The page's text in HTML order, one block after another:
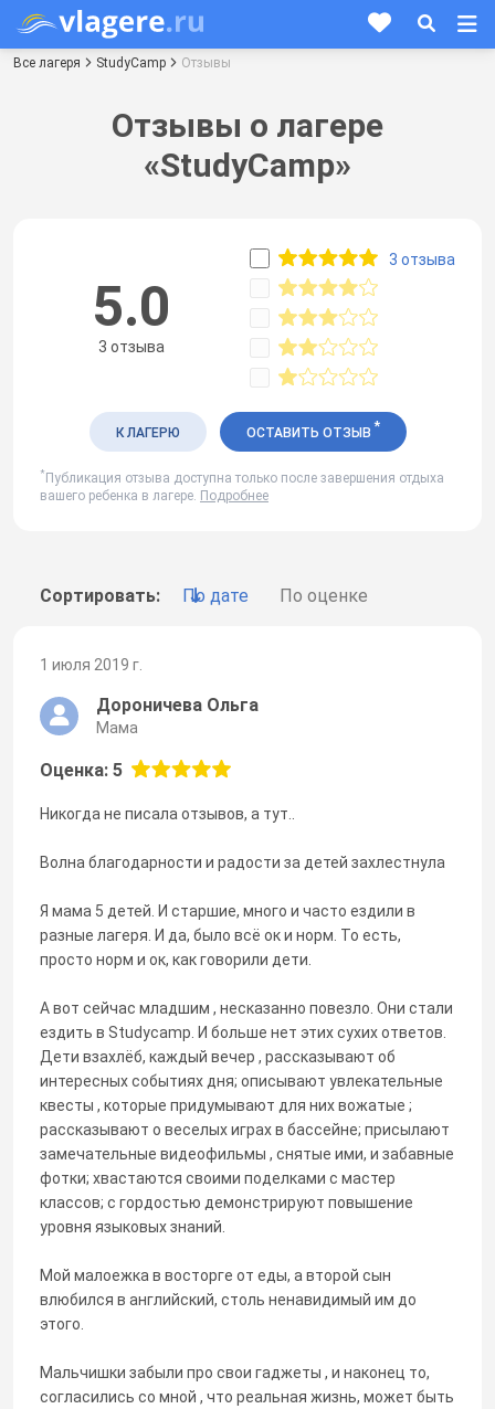
Все лагеря StudyCamp Отзывы
Отзывы о лагере
«StudyCamp»
Сортировать: По дате По оценке
1 июля 2019 г.
Дороничева Ольга
Мама
Оценка: 5
Никогда не писала отзывов, а тут..
Волна благодарности и радости за детей захлестнула
Я мама 5 детей. И старшие, много и часто ездили в
разные лагеря. И да, было всё ок и норм. То есть,
просто норм и ок, как говорили дети.
А вот сейчас младшим , несказанно повезло. Они стали
ездить в Studycamp. И больше нет этих сухих ответов.
Дети взахлёб, каждый вечер , рассказывают об
интересных событиях дня; описывают увлекательные
квесты , которые придумывают для них вожатые ;
рассказывают о веселых играх в бассейне; присылают
замечательные видеофильмы , снятые ими, и забавные
фотки; хвастаются своими поделками с мастер
классов; с гордостью демонстрируют повышение
уровня языковых знаний.
Мой малоежка в восторге от еды, а второй сын
влюбился в английский, столь ненавидимый им до
этого.
Мальчишки забыли про свои гаджеты , и наконец то,
согласились со мной , что реальная жизнь, может быть
5.0
3 отзыва
3 отзыва
К ЛАГЕРЮ ОСТАВИТЬ ОТЗЫВ *
* Публикация отзыва доступна только после завершения отдыха
вашего ребенка в лагере. Подробнее